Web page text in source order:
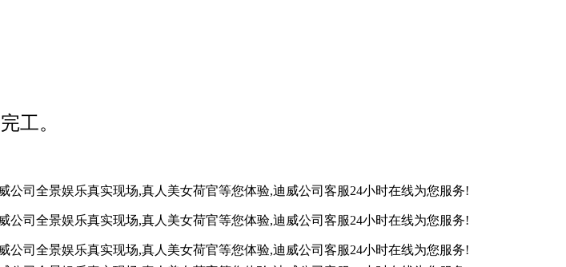
工。